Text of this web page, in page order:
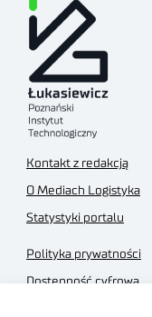
Kontakt z redakcją
O Mediach Logistyka
Statystyki portalu
Polityka prywatności
Dostępność cyfrowa